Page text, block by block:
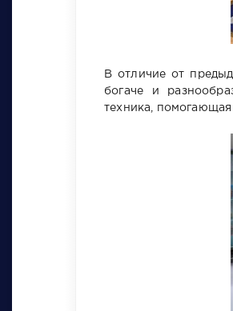
В отличие от
богаче и
техника,